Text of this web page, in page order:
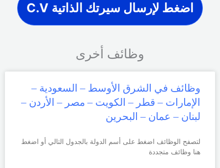
اضغط لإرسال سيرتك الذاتية C.V
وظائف أخرى
وظائف في الشرق الأوسط – السعودية –
الإمارات – قطر – الكويت – مصر – الأردن –
لبنان – عمان – البحرين
لتصفح الوظائف اضغط على أسم الدولة بالجدول التالي أو اضغط
هنا وظائف متجددة